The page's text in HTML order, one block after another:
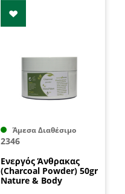
Άμεσα Διαθέσιμο
2346
Ενεργός Άνθρακας
(Charcoal Powder) 50gr
Nature & Body